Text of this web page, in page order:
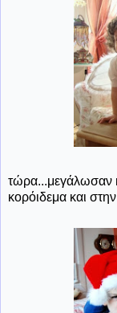
τώρα...μεγάλωσαν
κορόιδεμα και